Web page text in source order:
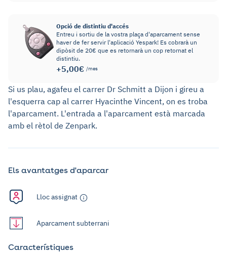
Opció de distintiu d'accés
Entreu i sortiu de la vostra plaça d'aparcament sense
haver de fer servir l'aplicació Yespark! Es cobrarà un
dipòsit de 20€ que es retornarà un cop retornat el
distintiu.
+5,00€ /mes
Si us plau, agafeu el carrer Dr Schmitt a Dijon i gireu a
l'esquerra cap al carrer Hyacinthe Vincent, on es troba
l'aparcament. L'entrada a l'aparcament està marcada
amb el rètol de Zenpark.
Els avantatges d'aparcar
Lloc assignat
Aparcament subterrani
Característiques